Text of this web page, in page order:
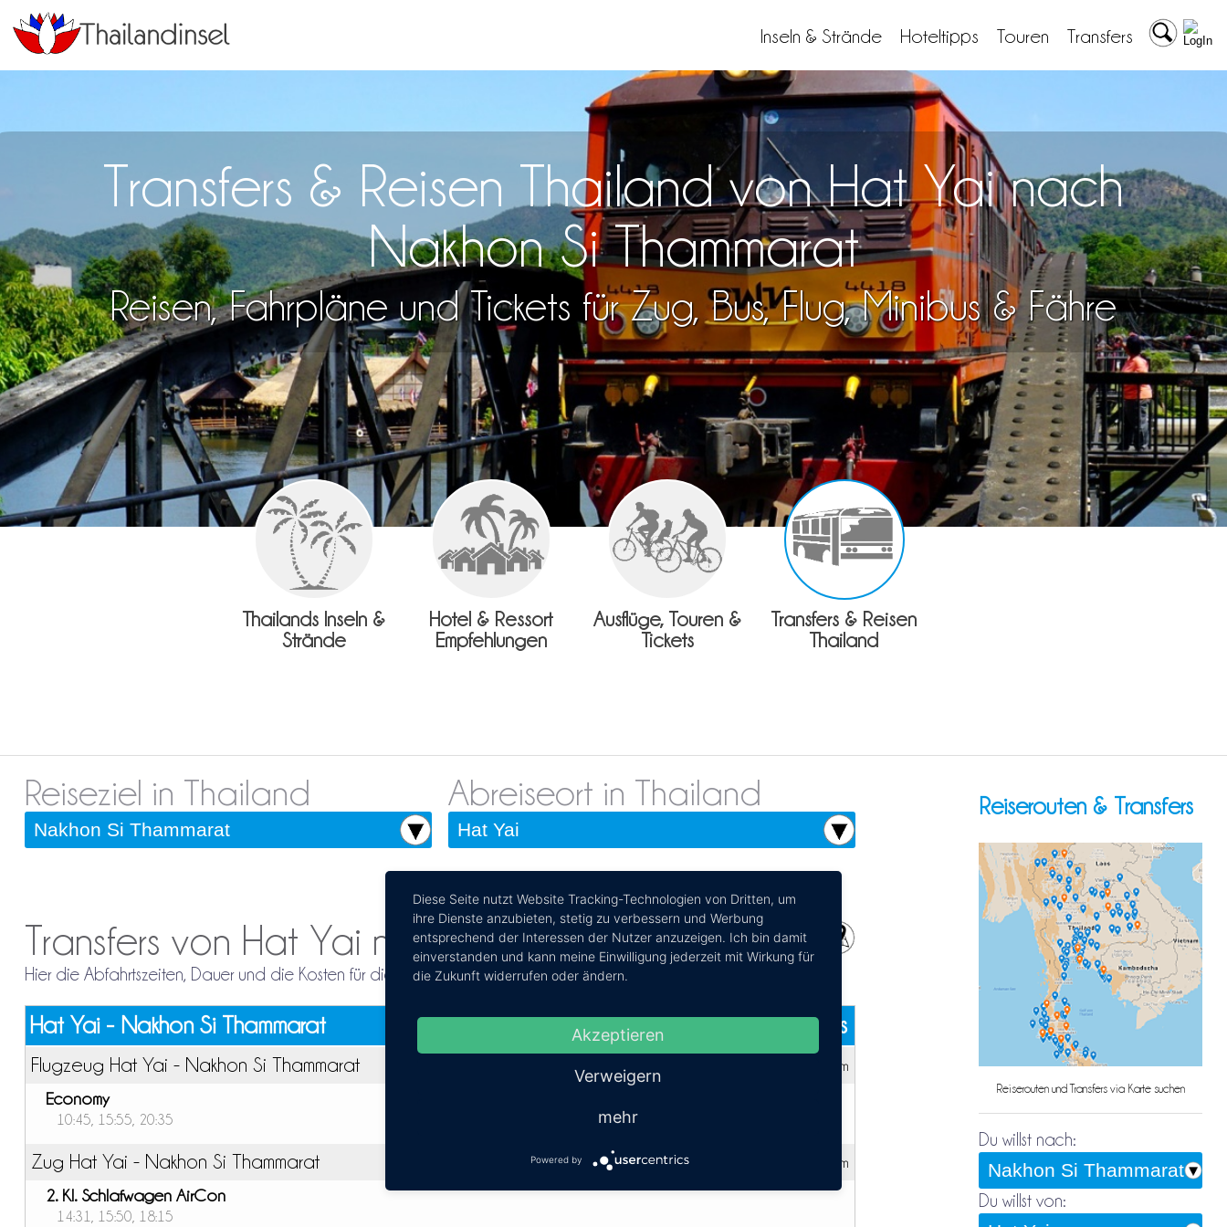
Transfers
Touren
Hoteltipps
Inseln & Strände
Transfers & Reisen Thailand von Hat Yai nach
Nakhon Si Thammarat
Reisen, Fahrpläne und Tickets für Zug, Bus, Flug, Minibus & Fähre
Thailands Inseln &
Strände
Hotel & Ressort
Empfehlungen
Ausflüge, Touren &
Tickets
Transfers & Reisen
Thailand
Reiseziel in Thailand Abreiseort in Thailand
Transfers von Hat Yai nach Nakhon Si Thammarat
Hier die Abfahrtszeiten, Dauer und die Kosten für die Reiseroute von Hat Yai nach Nakhon Si Thammarat per Bus
Hat Yai - Nakhon Si Thammarat Mehr Infos / Tickets
Flugzeug Hat Yai - Nakhon Si Thammarat 3h 45m – 1d 25m
Economy
10:45, 15:55, 20:35
Zug Hat Yai - Nakhon Si Thammarat Kosten:EUR 2.78–17.78 1h 48m – 2h 5m
2. Kl. Schlafwagen AirCon
14:31, 15:50, 18:15
Reiserouten & Transfers
Reiserouten und Transfers via Karte suchen
Du willst nach:
Du willst von:
Diese Seite nutzt Website Tracking-Technologien von Dritten, um
ihre Dienste anzubieten, stetig zu verbessern und Werbung
entsprechend der Interessen der Nutzer anzuzeigen. Ich bin damit
einverstanden und kann meine Einwilligung jederzeit mit Wirkung für
die Zukunft widerrufen oder ändern.
Akzeptieren
Verweigern
mehr
Powered by